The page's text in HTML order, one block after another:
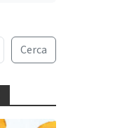
Cerca